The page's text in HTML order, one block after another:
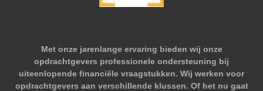
Met onze jarenlange ervaring bieden wij onze
opdrachtgevers professionele ondersteuning bij
uiteenlopende financiële vraagstukken. Wij werken voor
opdrachtgevers aan verschillende klussen. Of het nu gaat